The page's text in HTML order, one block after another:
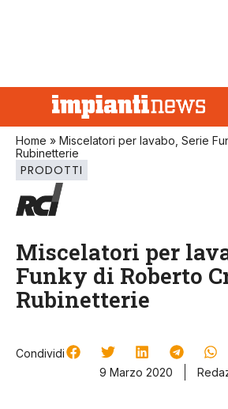
Home » Miscelatori per lavabo, Serie
Rubinetterie
PRODOTTI
Miscelatori per
Funky di Roberto
Rubinetterie
Condividi
9 Marzo 2020